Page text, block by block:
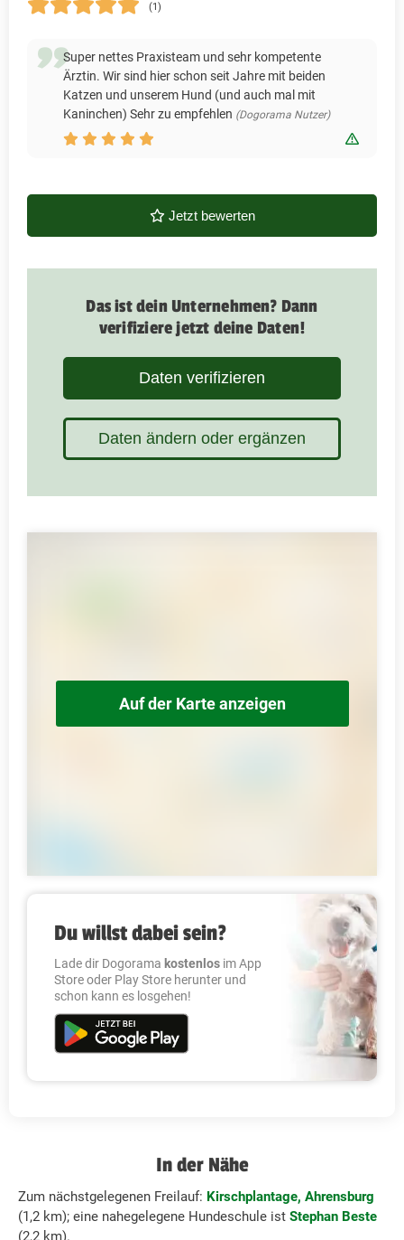
(1)
Super nettes Praxisteam und sehr kompetente
Ärztin. Wir sind hier schon seit Jahre mit beiden
Katzen und unserem Hund (und auch mal mit
Kaninchen) Sehr zu empfehlen (Dogorama Nutzer)
Jetzt bewerten
Das ist dein Unternehmen? Dann
verifiziere jetzt deine Daten!
Daten verifizieren
Daten ändern oder ergänzen
Auf der Karte anzeigen
Du willst dabei sein?
Lade dir Dogorama kostenlos im App
Store oder Play Store herunter und
schon kann es losgehen!
In der Nähe
Zum nächstgelegenen Freilauf: Kirschplantage, Ahrensburg
(1,2 km); eine nahegelegene Hundeschule ist Stephan Beste
(2,2 km).